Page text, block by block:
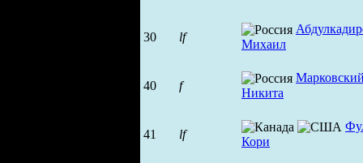
30 lf
Михаил
40 f
Никита
41 lf
Кори